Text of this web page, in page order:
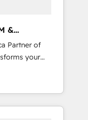
for total
enterprise-
| 1,000+
&
Partner of
your
engine. Our
and Point
this the